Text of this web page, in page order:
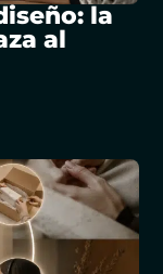
la
al